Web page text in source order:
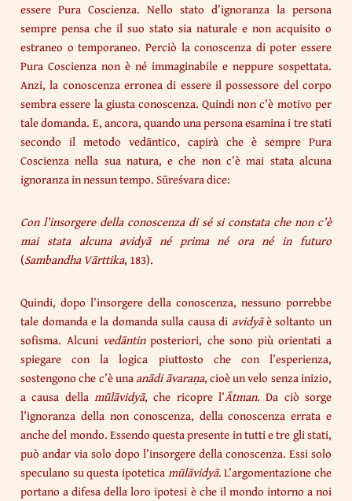
essere Pura Coscienza. Nello stato d’ignoranza la persona
sempre pensa che il suo stato sia naturale e non acquisito o
estraneo o temporaneo. Perciò la conoscenza di poter essere
Pura Coscienza non è né immaginabile e neppure sospettata.
Anzi, la conoscenza erronea di essere il possessore del corpo
sembra essere la giusta conoscenza. Quindi non c’è motivo per
tale domanda. E, ancora, quando una persona esamina i tre stati
secondo il metodo vedāntico, capirà che è sempre Pura
Coscienza nella sua natura, e che non c’è mai stata alcuna
ignoranza in nessun tempo. Sūreśvara dice:
Con l’insorgere della conoscenza di sé si constata che non c’è
mai stata alcuna avidyā né prima né ora né in futuro
(Sambandha Vārttika, 183).
Quindi, dopo l’insorgere della conoscenza, nessuno porrebbe
tale domanda e la domanda sulla causa di avidyāè soltanto un
sofisma. Alcuni vedāntinposteriori, che sono più orientati a
spiegare con la logica piuttosto che con l’esperienza,
sostengono che c’è unaanādi āvaraṇa, cioè un velo senza inizio,
a causa dellamūlāvidyā, che ricopre l’Ātman. Da ciò sorge
l’ignoranza della non conoscenza, della conoscenza errata e
anche del mondo. Essendo questa presente in tutti e tre gli stati,
può andar via solo dopo l’insorgere della conoscenza. Essi solo
speculano su questa ipoteticamūlāvidyā. L’argomentazione che
portano a difesa della loro ipotesi è che il mondo intorno a noi